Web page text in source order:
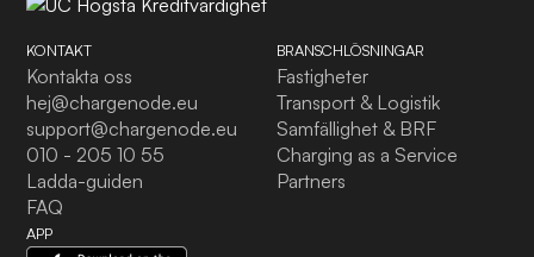
KONTAKT
Kontakta oss
hej@chargenode.eu
support@chargenode.eu
010 - 205 10 55
Ladda-guiden
FAQ
APP
BRANSCHLÖSNINGAR
Fastigheter
Transport & Logistik
Samfällighet & BRF
Charging as a Service
Partners